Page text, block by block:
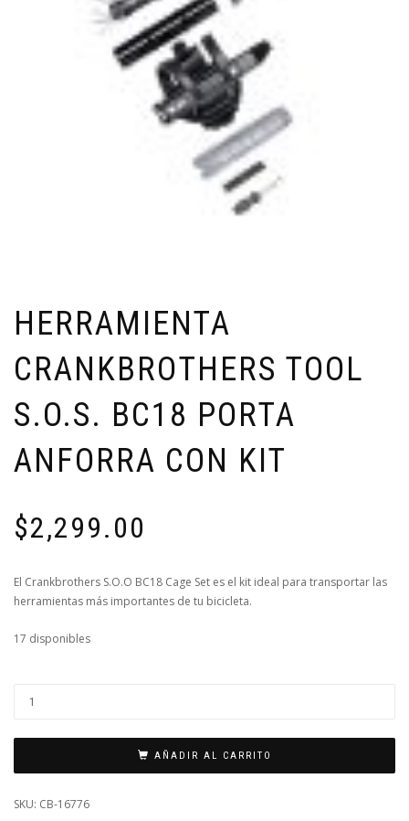
HERRAMIENTA
CRANKBROTHERS TOOL
S.O.S. BC18 PORTA
ANFORRA CON KIT
$2,299.00
El Crankbrothers S.O.O BC18 Cage Set es el kit ideal para transportar las
herramientas más importantes de tu bicicleta.
17 disponibles
HERRAMIENTA
S.O.S.
BC18
AÑADIR AL CARRITO
SKU: CB-16776